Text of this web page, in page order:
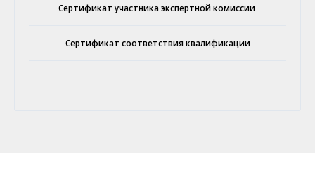
Сертификат участника экспертной комиссии
Сертификат соответствия квалификации